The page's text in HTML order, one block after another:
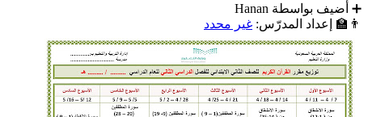
➕ أضيف بواسطة Hanan
👨‍🏫
إعداد المدرّس: غير محدد